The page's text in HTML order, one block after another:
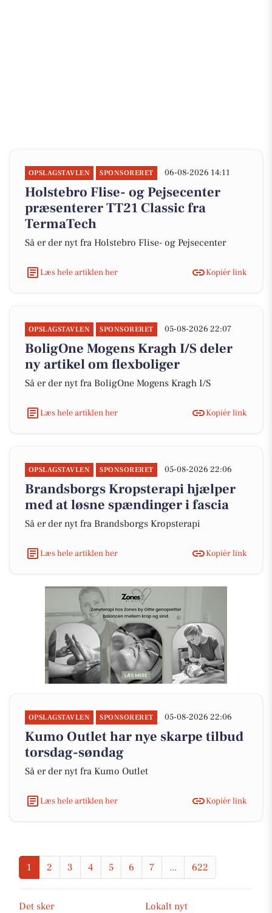
OPSLAGSTAVLEN SPONSORERET 06-08-2026 14:11
Holstebro Flise- og Pejsecenter
præsenterer TT21 Classic fra
TermaTech
Så er der nyt fra Holstebro Flise- og Pejsecenter
Læs hele artiklen her Kopiér link
OPSLAGSTAVLEN SPONSORERET 05-08-2026 22:07
BoligOne Mogens Kragh I/S deler
ny artikel om flexboliger
Så er der nyt fra BoligOne Mogens Kragh I/S
Læs hele artiklen her Kopiér link
OPSLAGSTAVLEN SPONSORERET 05-08-2026 22:06
Brandsborgs Kropsterapi hjælper
med at løsne spændinger i fascia
Så er der nyt fra Brandsborgs Kropsterapi
Læs hele artiklen her Kopiér link
OPSLAGSTAVLEN SPONSORERET 05-08-2026 22:06
Kumo Outlet har nye skarpe tilbud
torsdag-søndag
Så er der nyt fra Kumo Outlet
Læs hele artiklen her Kopiér link
1 2 3 4 5 6 7 ... 622
Det sker
Lokalt nyt